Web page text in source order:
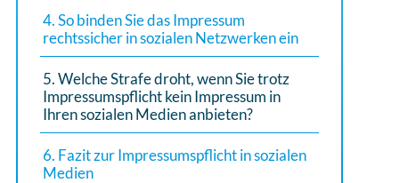
4. So binden Sie das Impressum
rechtssicher in sozialen Netzwerken ein
5. Welche Strafe droht, wenn Sie trotz
Impressumspflicht kein Impressum in
Ihren sozialen Medien anbieten?
6. Fazit zur Impressumspflicht in sozialen
Medien